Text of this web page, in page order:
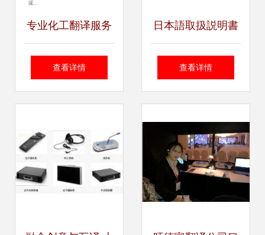
专业化工翻译服务
的核心价值与北京
势解析
查看详情
日本語取扱説明書
の翻訳＿翻訳サー
查看详情